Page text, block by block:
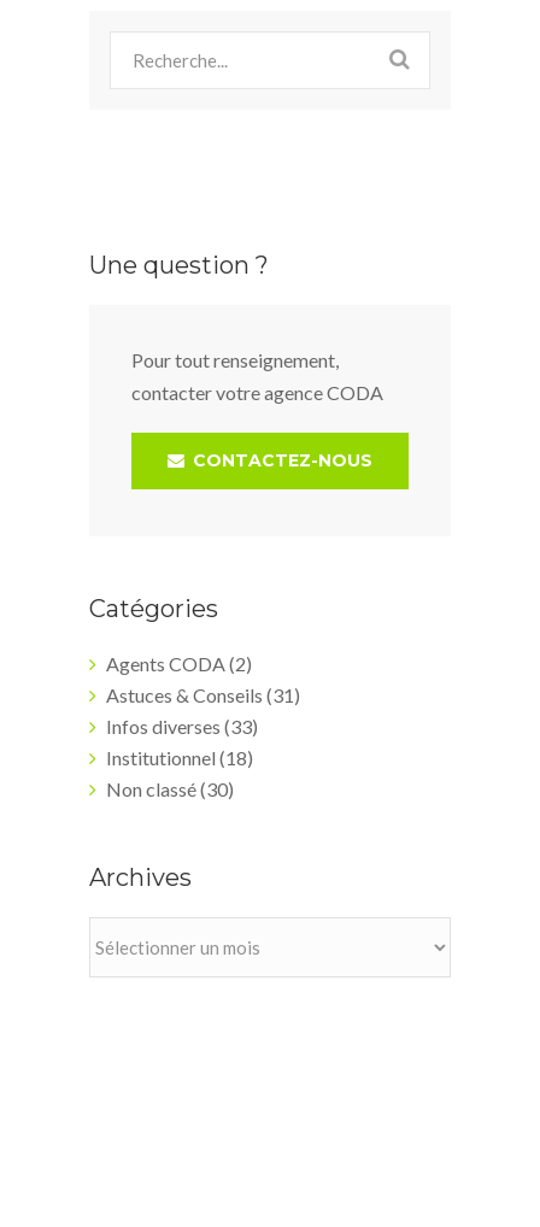
Une question ?
Pour tout renseignement,
contacter votre agence CODA
CONTACTEZ-NOUS
Catégories
Agents CODA(2)
Astuces & Conseils (31)
Infos diverses (33)
Institutionnel (18)
Non classé(30)
Archives